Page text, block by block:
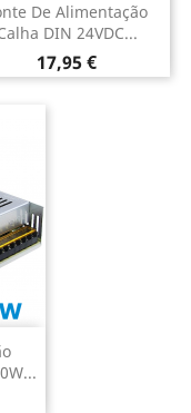
De Alimentação
DIN 24VDC...
Preço
17,95 €